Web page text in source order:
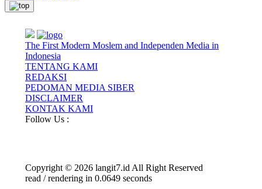
The First Modern Moslem and Independen Media in
Indonesia
TENTANG KAMI
REDAKSI
PEDOMAN MEDIA SIBER
DISCLAIMER
KONTAK KAMI
Follow Us :
Copyright © 2026 langit7.id All Right Reserved
read / rendering in 0.0649 seconds